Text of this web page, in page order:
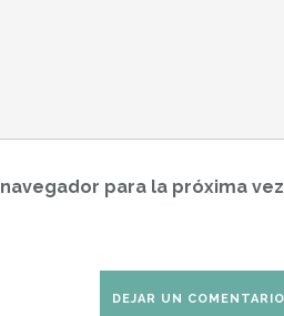
para la próxima vez